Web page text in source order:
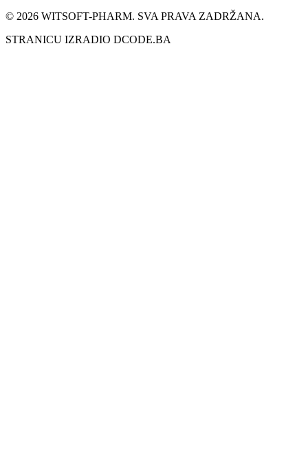
© 2026 WITSOFT-PHARM. SVA PRAVA ZADRŽANA.
STRANICU IZRADIO DCODE.BA